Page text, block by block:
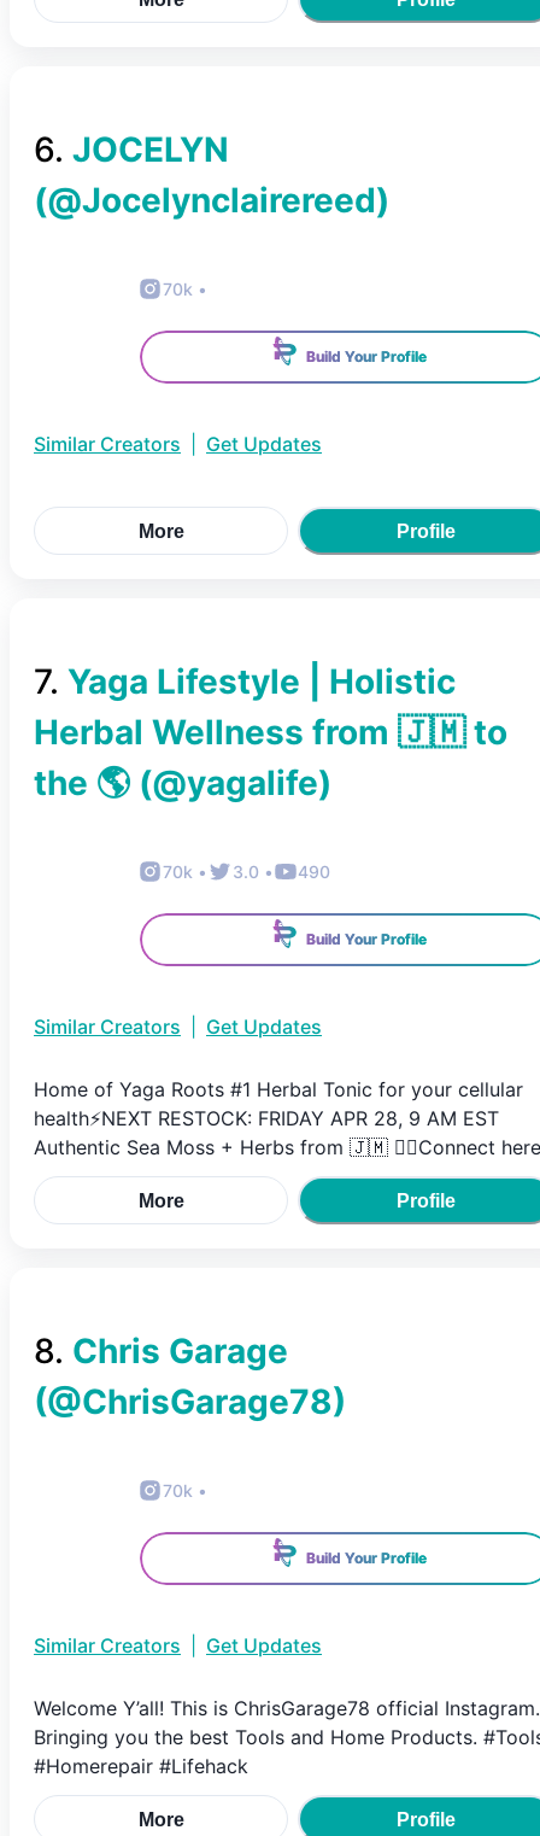
6. JOCELYN
(@Jocelynclairereed)
70k •
Build Your Profile
Similar Creators Get Updates
More Profile
7. Yaga Lifestyle | Holistic
Herbal Wellness from 🇯🇲 to
the 🌎 (@yagalife)
70k • 3.0 • 490
Build Your Profile
Similar Creators Get Updates
Home of Yaga Roots #1 Herbal Tonic for your cellular
health⚡️NEXT RESTOCK: FRIDAY APR 28, 9 AM EST
Authentic Sea Moss + Herbs from 🇯🇲 👇🏾Connect here
More Profile
8. Chris Garage
(@ChrisGarage78)
70k •
Build Your Profile
Similar Creators Get Updates
Welcome Y’all! This is ChrisGarage78 official Instagram.
Bringing you the best Tools and Home Products.
#Homerepair #Lifehack
More Profile